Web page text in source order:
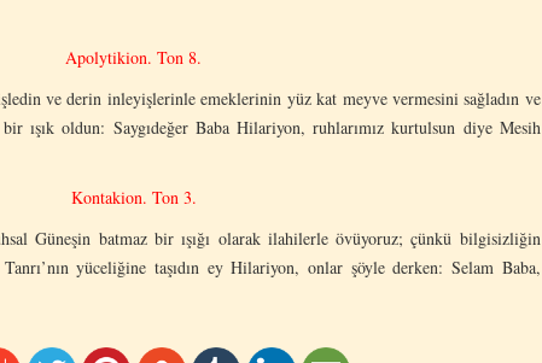
Apolytikion. Ton 8.
ve derin inleyişlerinle emeklerinin yüz kat meyve vermesini sağladın ve
ışık oldun: Saygıdeğer Baba Hilariyon, ruhlarımız kurtulsun diye Mesih
Kontakion. Ton 3.
Güneşin batmaz bir ışığı olarak ilahilerle övüyoruz; çünkü bilgisizliğin
yüceliğine taşıdın ey Hilariyon, onlar şöyle derken: Selam Baba,